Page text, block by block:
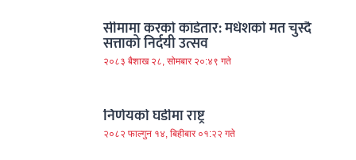
सीमामा करको काँडेतार: मधेशको मत चुस्दै
सत्ताको निर्दयी उत्सव
२०८३ बैशाख २८, सोमबार २०:४९ गते
निर्णयको घडीमा राष्ट्र
२०८२ फाल्गुन १४, बिहीबार ०१:२२ गते